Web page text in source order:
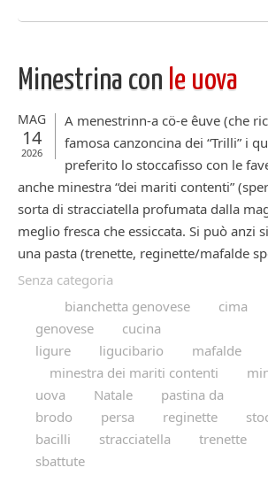
Minestrina con le uova
MAG
14
2026
A menestrinn-a cö-e êuve (che
famosa canzoncina dei “Trilli” i
preferito lo stoccafisso con le
anche minestra “dei mariti contenti”
sorta di stracciatella profumata dalla
meglio fresca che essiccata. Si può anzi
una pasta (trenette, reginette/mafalde
Senza categoria
bianchetta genovese
cima
genovese
cucina
ligure
ligucibario mafalde
minestra dei mariti contenti
uova
Natale
pastina da
brodo
persa reginette
bacilli
stracciatella trenette
sbattute